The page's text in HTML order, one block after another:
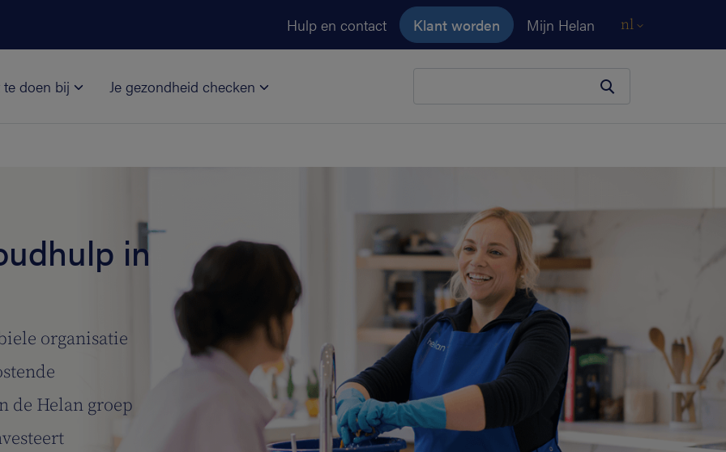
Hulp en contact Klant worden Mijn Helan nl
te doen bij Je gezondheid checken
in
organisatie
de Helan groep